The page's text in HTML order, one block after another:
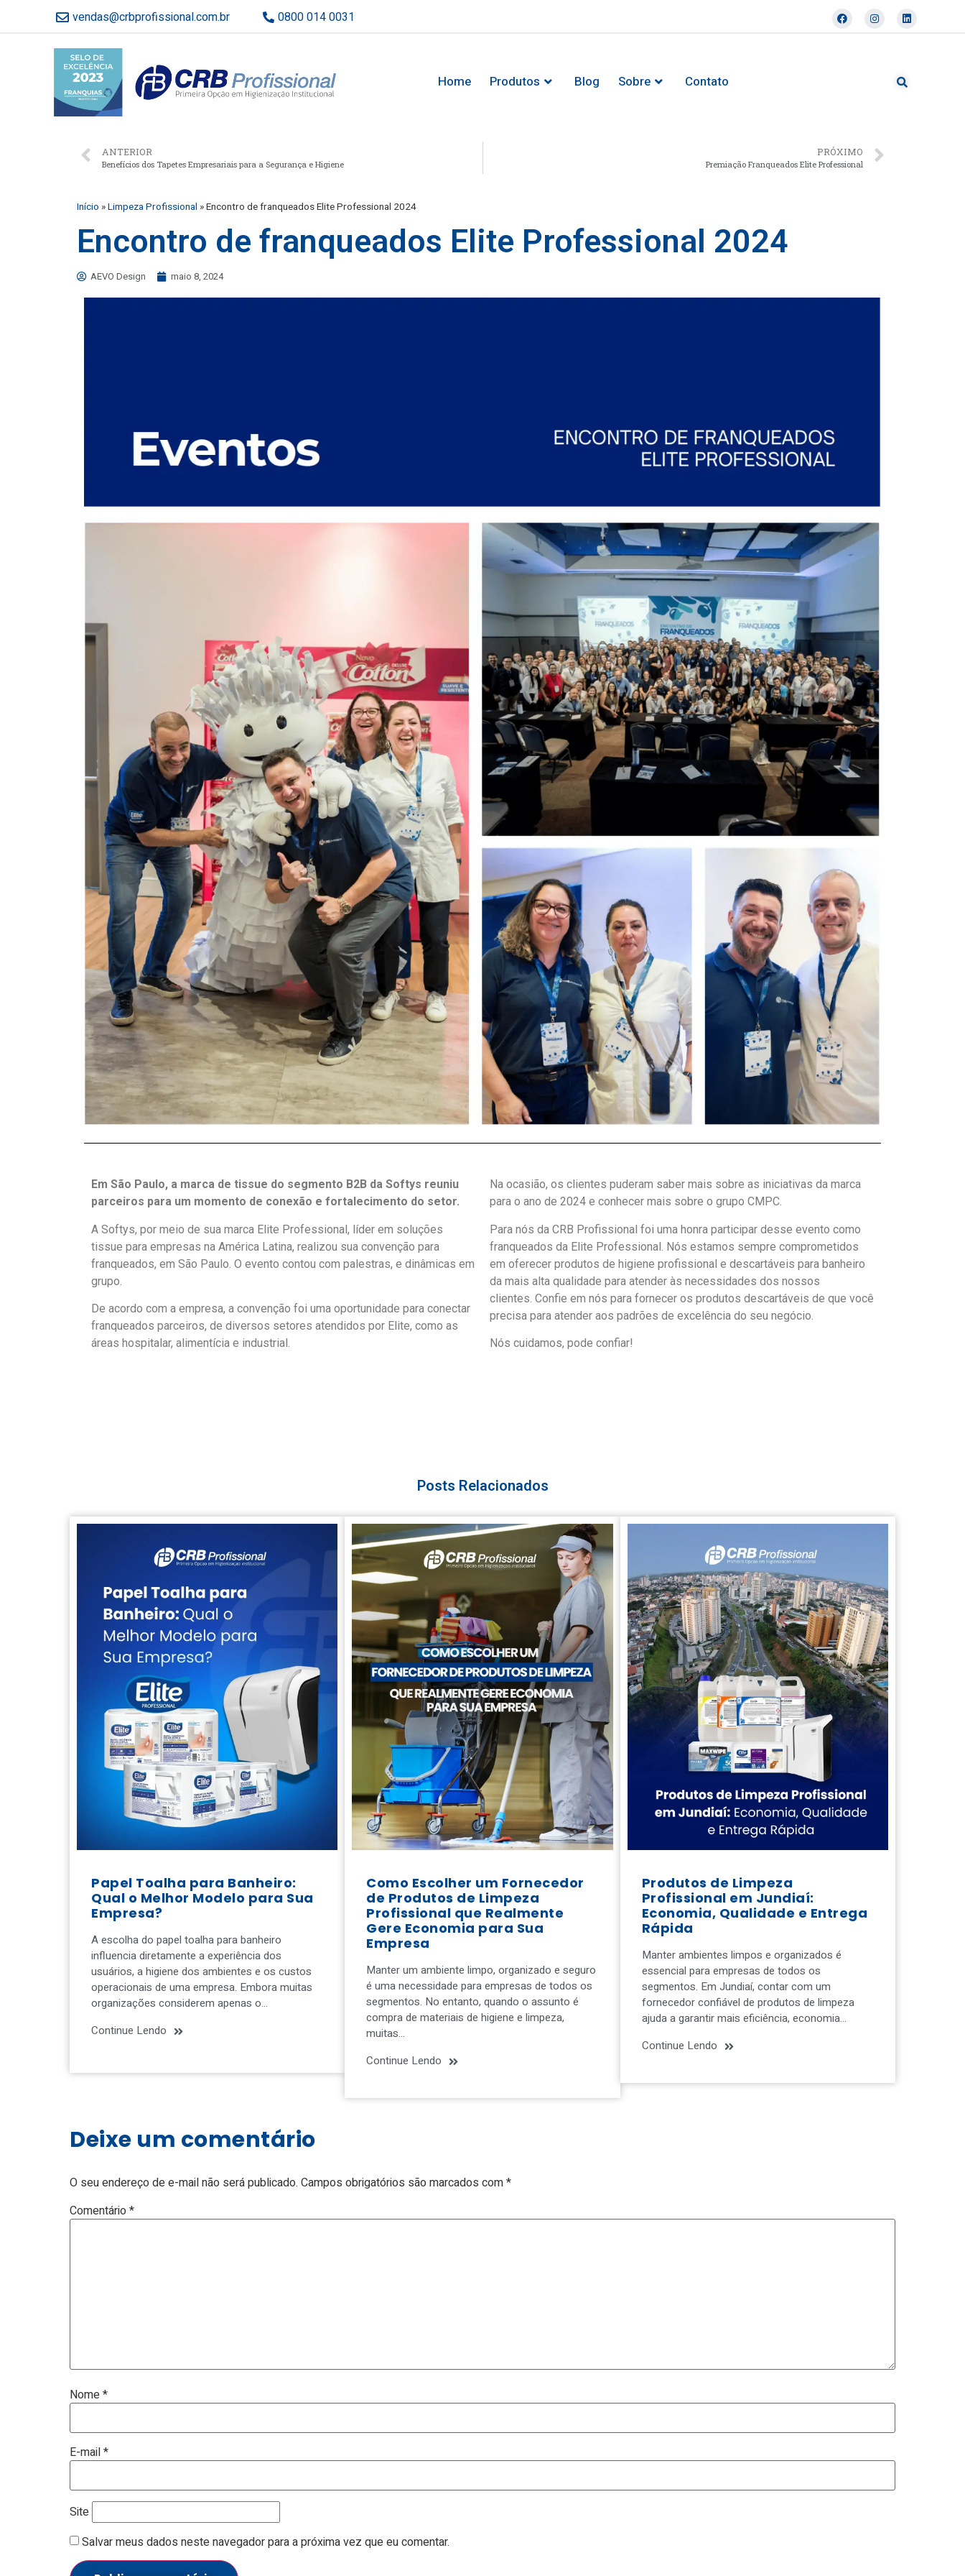
vendas@crbprofissional.com.br 0800 014 0031
Home Produtos Blog Sobre Contato
ANTERIOR
Benefícios dos Tapetes Empresariais para a Segurança e Higiene
PRÓXIMO
Premiação Franqueados Elite Professional
Início »Limpeza Profissional »Encontro de franqueados Elite Professional 2024
Encontro de franqueados Elite Professional 2024
AEVO Design maio 8, 2024
Em São Paulo, a marca de tissue do segmento B2B da Softys reuniu
parceiros para um momento de conexão e fortalecimento do setor.
A Softys, por meio de sua marca Elite Professional, líder em soluções
tissue para empresas na América Latina, realizou sua convenção para
franqueados, em São Paulo. O evento contou com palestras, e dinâmicas em
grupo.
De acordo com a empresa, a convenção foi uma oportunidade para conectar
franqueados parceiros, de diversos setores atendidos por Elite, como as
áreas hospitalar, alimentícia e industrial.
Na ocasião, os clientes puderam saber mais sobre as iniciativas da marca
para o ano de 2024 e conhecer mais sobre o grupo CMPC.
Para nós da CRB Profissional foi uma honra participar desse evento como
franqueados da Elite Professional. Nós estamos sempre comprometidos
em oferecer produtos de higiene profissional e descartáveis para banheiro
da mais alta qualidade para atender às necessidades dos nossos
clientes. Confie em nós para fornecer os produtos descartáveis de que você
precisa para atender aos padrões de excelência do seu negócio.
Nós cuidamos, pode confiar!
Posts Relacionados
Papel Toalha para Banheiro:
Qual o Melhor Modelo para Sua
Empresa?
A escolha do papel toalha para banheiro
influencia diretamente a experiência dos
usuários, a higiene dos ambientes e os custos
operacionais de uma empresa. Embora muitas
organizações considerem apenas o…
Continue Lendo
Como Escolher um Fornecedor
de Produtos de Limpeza
Profissional que Realmente
Gere Economia para Sua
Empresa
Manter um ambiente limpo, organizado e seguro
é uma necessidade para empresas de todos os
segmentos. No entanto, quando o assunto é
compra de materiais de higiene e limpeza,
muitas…
Continue Lendo
Produtos de Limpeza
Profissional em Jundiaí:
Economia, Qualidade e Entrega
Rápida
Manter ambientes limpos e organizados é
essencial para empresas de todos os
segmentos. Em Jundiaí, contar com um
fornecedor confiável de produtos de limpeza
ajuda a garantir mais eficiência, economia…
Continue Lendo
Deixe um comentário
O seu endereço de e-mail não será publicado. Campos obrigatórios são marcados com*
Comentário*
Nome*
E-mail*
Site
Salvar meus dados neste navegador para a próxima vez que eu comentar.